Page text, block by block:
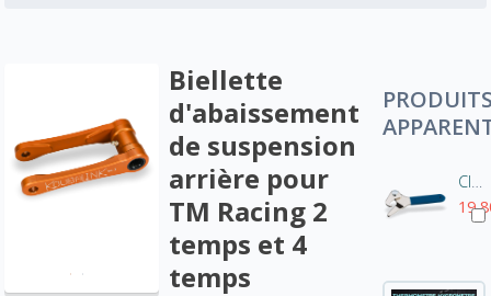
Biellette
d'abaissement
de suspension
arrière pour
TM Racing 2
temps et 4
temps
Clé universelle de réglage amortisseur